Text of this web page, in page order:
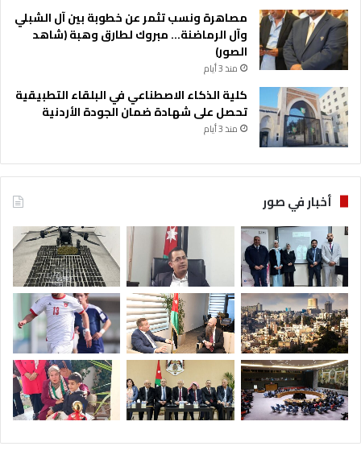
مصاهرة ونسب تثمر عن خطوبة بين آل الشبلي
وآل الرماضنة… مبروك لطارق وهبة (شاهد
الصور)
منذ 3 أيام
كلية الذكاء الاصطناعي في البلقاء التطبيقية
تحصل على شهادة ضمان الجودة الأردنية
منذ 3 أيام
أخبار في صور